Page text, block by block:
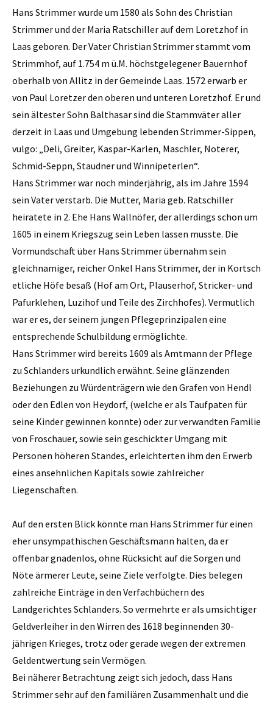
Hans Strimmer wurde um 1580 als Sohn des Christian
Strimmer und der Maria Ratschiller auf dem Loretzhof in
Laas geboren. Der Vater Christian Strimmer stammt vom
Strimmhof, auf 1.754 m ü.M. höchstgelegener Bauernhof
oberhalb von Allitz in der Gemeinde Laas. 1572 erwarb er
von Paul Loretzer den oberen und unteren Loretzhof. Er und
sein ältester Sohn Balthasar sind die Stammväter aller
derzeit in Laas und Umgebung lebenden Strimmer-Sippen,
vulgo: „Deli, Greiter, Kaspar-Karlen, Maschler, Noterer,
Schmid-Seppn, Staudner und Winnipeterlen“.
Hans Strimmer war noch minderjährig, als im Jahre 1594
sein Vater verstarb. Die Mutter, Maria geb. Ratschiller
heiratete in 2. Ehe Hans Wallnöfer, der allerdings schon um
1605 in einem Kriegszug sein Leben lassen musste. Die
Vormundschaft über Hans Strimmer übernahm sein
gleichnamiger, reicher Onkel Hans Strimmer, der in Kortsch
etliche Höfe besaß (Hof am Ort, Plauserhof, Stricker- und
Pafurklehen, Luzihof und Teile des Zirchhofes). Vermutlich
war er es, der seinem jungen Pflegeprinzipalen eine
entsprechende Schulbildung ermöglichte.
Hans Strimmer wird bereits 1609 als Amtmann der Pflege
zu Schlanders urkundlich erwähnt. Seine glänzenden
Beziehungen zu Würdenträgern wie den Grafen von Hendl
oder den Edlen von Heydorf, (welche er als Taufpaten für
seine Kinder gewinnen konnte) oder zur verwandten Familie
von Froschauer, sowie sein geschickter Umgang mit
Personen höheren Standes, erleichterten ihm den Erwerb
eines ansehnlichen Kapitals sowie zahlreicher
Liegenschaften.
Auf den ersten Blick könnte man Hans Strimmer für einen
eher unsympathischen Geschäftsmann halten, da er
offenbar gnadenlos, ohne Rücksicht auf die Sorgen und
Nöte ärmerer Leute, seine Ziele verfolgte. Dies belegen
zahlreiche Einträge in den Verfachbüchern des
Landgerichtes Schlanders. So vermehrte er als umsichtiger
Geldverleiher in den Wirren des 1618 beginnenden 30-
jährigen Krieges, trotz oder gerade wegen der extremen
Geldentwertung sein Vermögen.
Bei näherer Betrachtung zeigt sich jedoch, dass Hans
Strimmer sehr auf den familiären Zusammenhalt und die